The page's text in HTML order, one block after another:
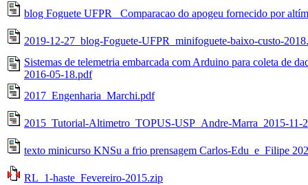
blog Foguete UFPR_ Comparacao do apogeu fornecido por
2019-12-27_blog-Foguete-UFPR_minifoguete-baixo-custo-
Sistemas de telemetria embarcada com Arduino para coleta de
2016-05-18.pdf
2017_Engenharia_Marchi.pdf
2015_Tutorial-Altimetro_TOPUS-USP_Andre-Marra_2015-11-
texto minicurso KNSu a frio prensagem Carlos-Edu_e_Filipe
RL_1-haste_Fevereiro-2015.zip